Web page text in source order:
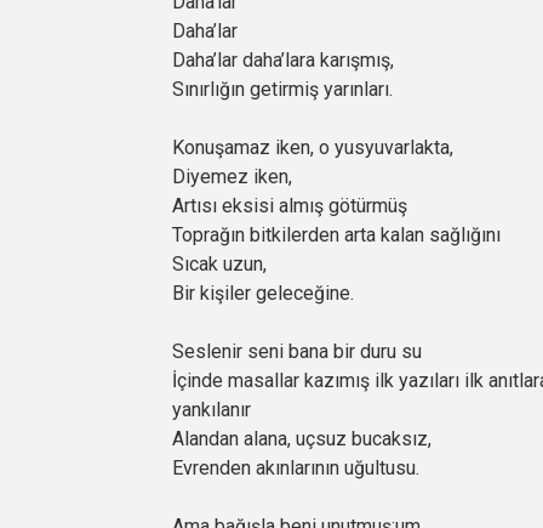
Daha’lar
Daha’lar daha’lara karışmış,
Sınırlığın getirmiş yarınları.
Konuşamaz iken, o yusyuvarlakta,
Diyemez iken,
Artısı eksisi almış götürmüş
Toprağın bitkilerden arta kalan sağlığını
Sıcak uzun,
Bir kişiler geleceğine.
Seslenir seni bana bir duru su
İçinde masallar kazımış ilk yazıları ilk
yankılanır
Alandan alana, uçsuz bucaksız,
Evrenden akınlarının uğultusu.